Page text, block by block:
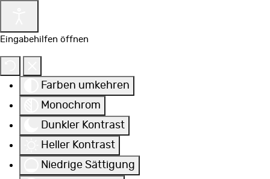
Eingabehilfen öffnen
Farben umkehren
Monochrom
Dunkler Kontrast
Heller Kontrast
Niedrige Sättigung